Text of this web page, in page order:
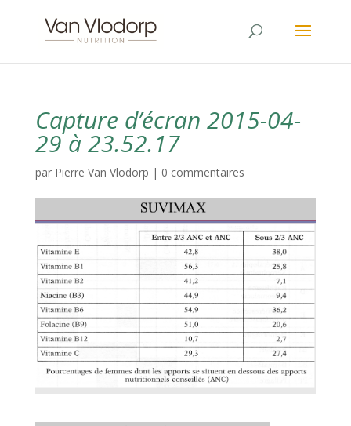
Capture d’écran 2015-04-
29 à 23.52.17
par Pierre Van Vlodorp | 0 commentaires